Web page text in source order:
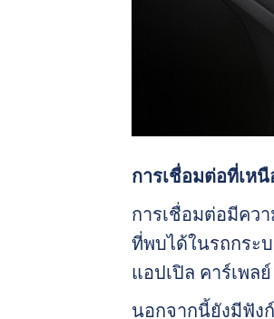
การเชื่อมต่อที่เหนื
การเชื่อมต่อมีคว
ที่พบได้ในรถกระ
แอปเปิล คาร์เพ
นอกจากนี้ยังมีฟัง